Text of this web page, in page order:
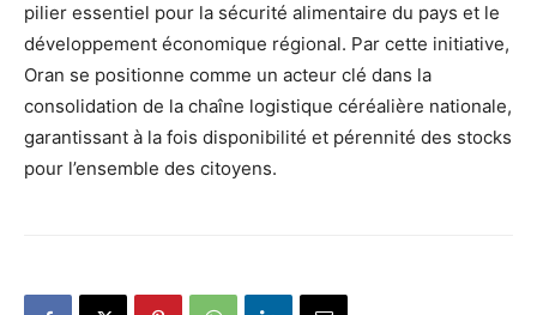
pilier essentiel pour la sécurité alimentaire du pays et le
développement économique régional. Par cette initiative,
Oran se positionne comme un acteur clé dans la
consolidation de la chaîne logistique céréalière nationale,
garantissant à la fois disponibilité et pérennité des stocks
pour l’ensemble des citoyens.